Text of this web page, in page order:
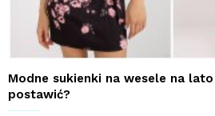
Modne sukienki na wesele na
postawić?